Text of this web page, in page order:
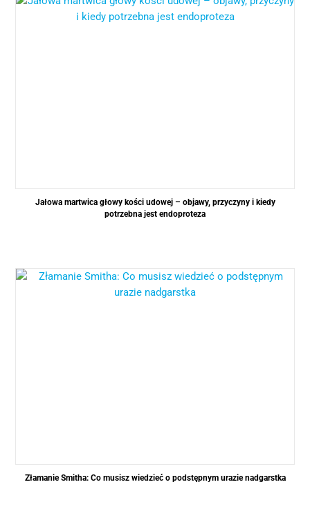
Jałowa martwica głowy kości udowej – objawy, przyczyny i kiedy
potrzebna jest endoproteza
Złamanie Smitha: Co musisz wiedzieć o podstępnym urazie nadgarstka